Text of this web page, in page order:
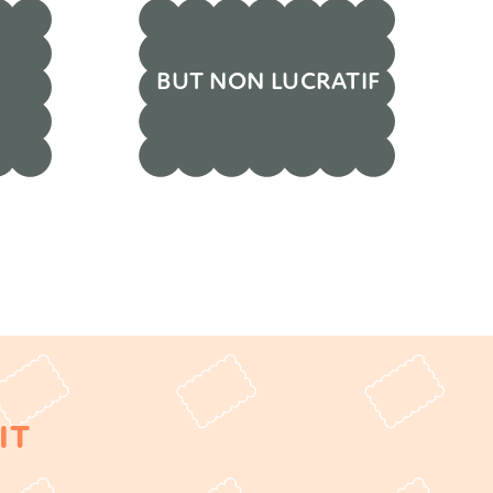
BUT NON LUCRATIF
Scouts